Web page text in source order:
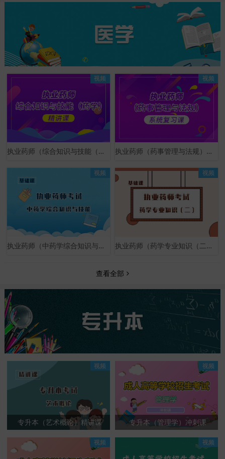
执业药师（综合知识与技能（药学））精讲课
视频
执业药师（药事管理与法规）系统复习课
视频
执业药师（中药学综合知识与技能）基础课
视频
执业药师（药学专业知识（二））基础课
视频
查看全部
专升本（艺术概论）精讲课
视频
专升本（管理学）冲刺课
视频
视频 视频